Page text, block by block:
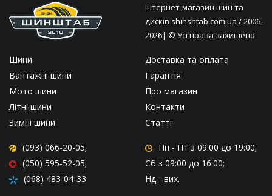
Шини
Вантажні шини
Мото шини
Літні шини
Зимні шини
Доставка та оплата
Гарантія
Про магазин
Контакти
Статті
(093) 066-20-05;
(050) 595-52-05;
(068) 483-04-33
Пн - Пт з 09:00 до 19:00;
Сб з 09:00 до 16:00;
Нд - вих.
Інтернет-магазин шин та
дисків shinshtab.com.ua / 2006-
2026| © Усі права захищено